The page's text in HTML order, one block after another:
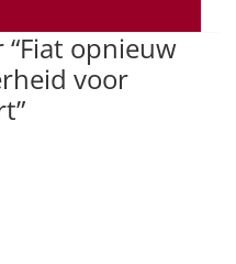
Fiat opnieuw
voor
”